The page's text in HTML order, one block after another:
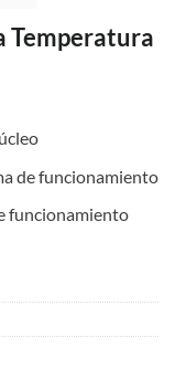
Temperatura
de funcionamiento
funcionamiento